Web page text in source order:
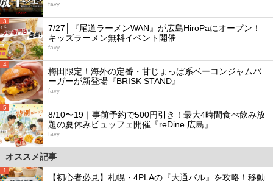
favy
3
7/27│『尾道ラーメンWAN』が広島HiroPaにオープン！
キッズラーメン無料イベント開催
favy
4
梅田限定！海外の定番・甘じょっぱ系ベーコンジャムバ
ーガーが新登場『BRISK STAND』
favy
5
8/10〜19｜事前予約で500円引き！最大4時間食べ飲み放
題の夏休みビュッフェ開催『reDine 広島』
favy
オススメ記事
1
【初心者必見】札幌・4PLAの『大通バル』を攻略！移動